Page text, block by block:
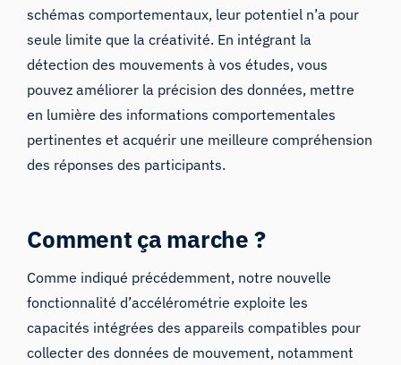
schémas comportementaux, leur potentiel n’a pour
seule limite que la créativité. En intégrant la
détection des mouvements à vos études, vous
pouvez améliorer la précision des données, mettre
en lumière des informations comportementales
pertinentes et acquérir une meilleure compréhension
des réponses des participants.
Comment ça marche ?
Comme indiqué précédemment, notre nouvelle
fonctionnalité d’accélérométrie exploite les
capacités intégrées des appareils compatibles pour
collecter des données de mouvement, notamment